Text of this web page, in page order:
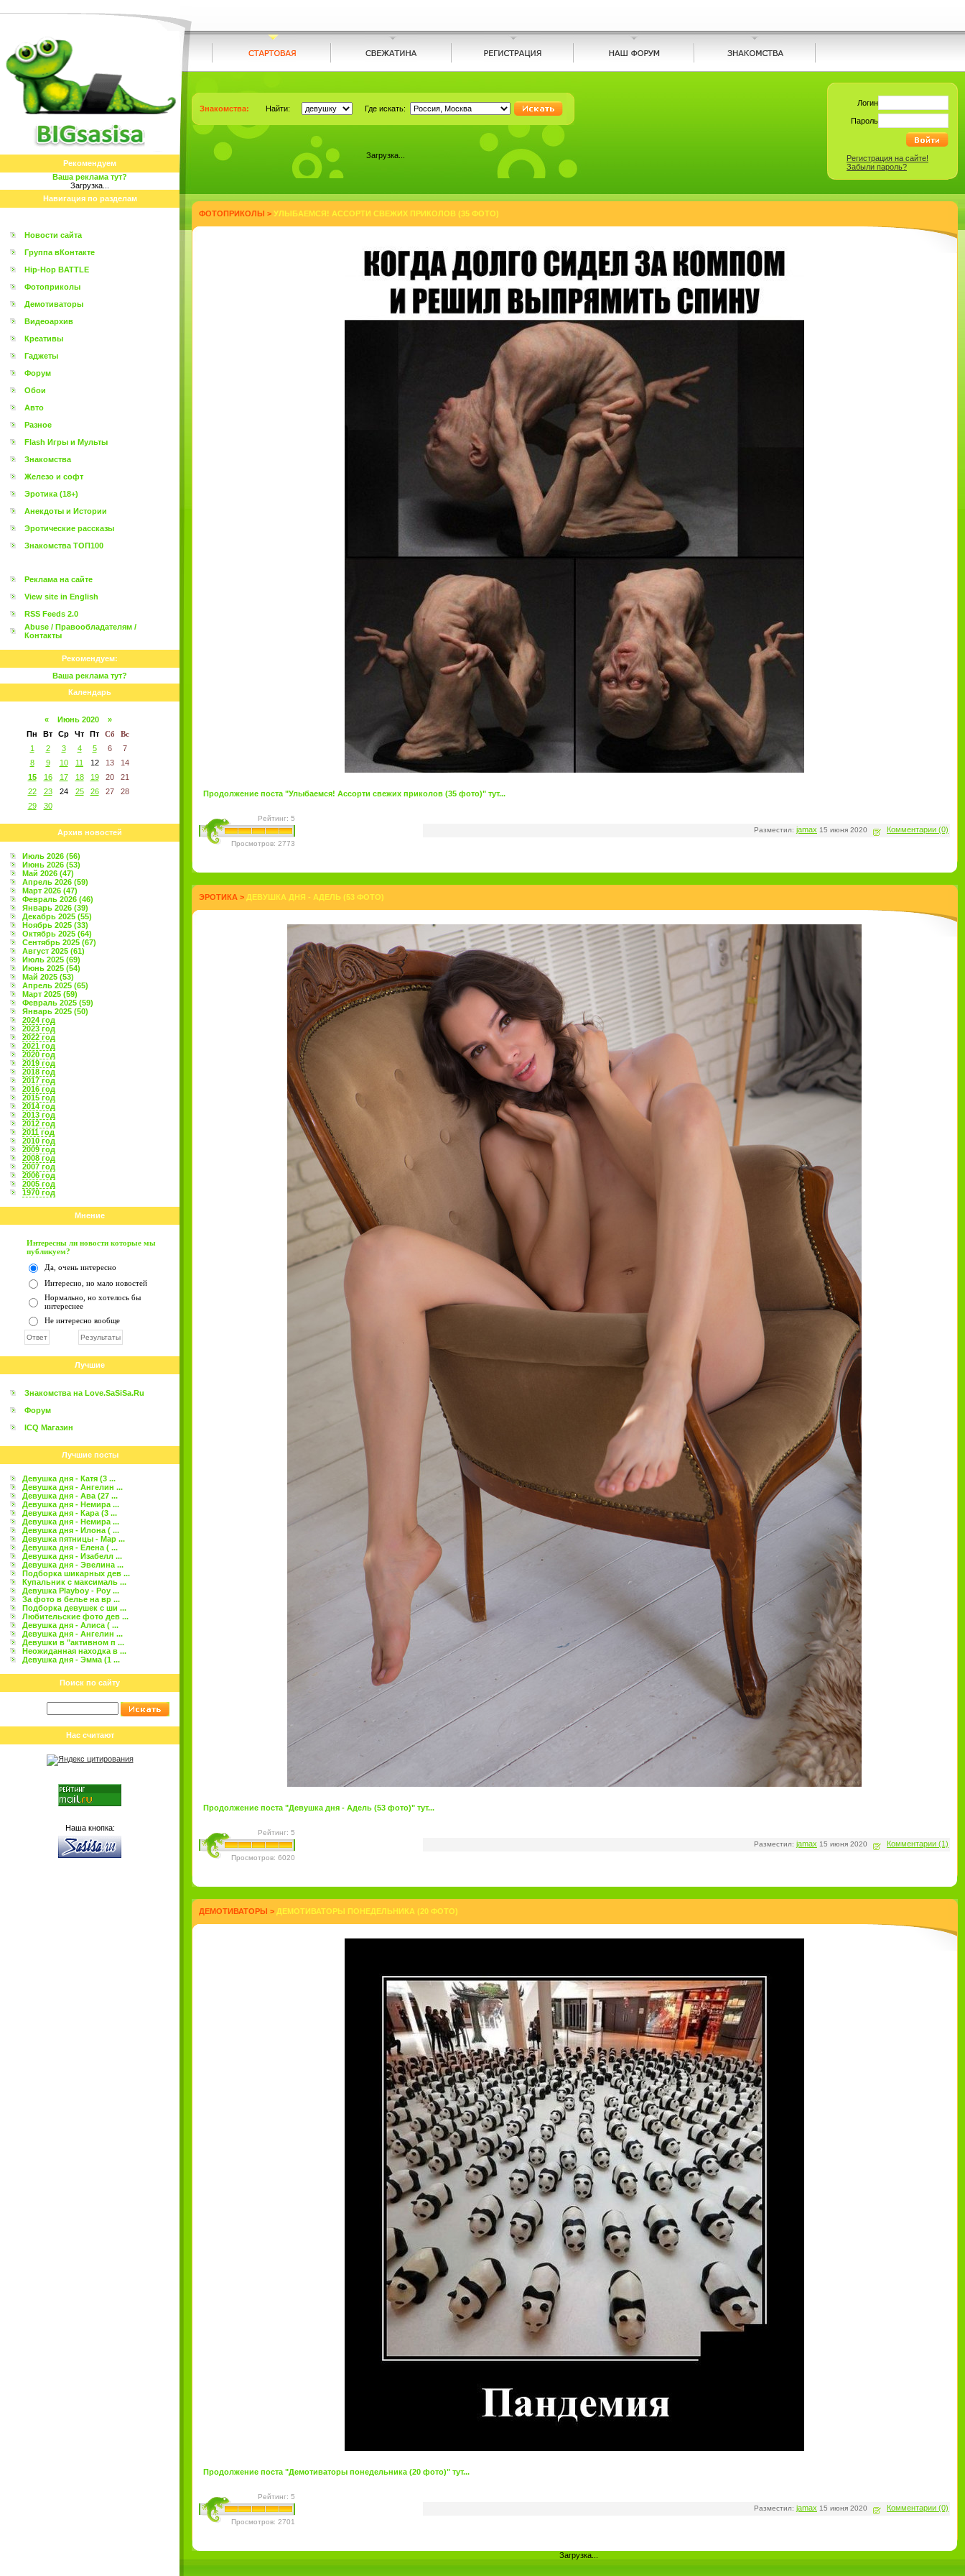
Рекомендуем
Ваша реклама тут?
Загрузка...
Навигация по разделам
Новости сайта
Группа вКонтакте
Hip-Hop BATTLE
Фотоприколы
Демотиваторы
Видеоархив
Креативы
Гаджеты
Форум
Обои
Авто
Разное
Flash Игры и Мульты
Знакомства
Железо и софт
Эротика (18+)
Анекдоты и Истории
Эротические рассказы
Знакомства ТОП100
Реклама на сайте
View site in English
RSS Feeds 2.0
Abuse / Правообладателям /
Контакты
Рекомендуем:
Ваша реклама тут?
Календарь
« Июнь 2020
»
Пн
Вт Ср Чт Пт Сб
Вс
1
2 3 4 5 6
7
8
9 10 11 12 13
14
15
16 17 18 19 20
21
22
23 24 25 26 27
28
29
30
Архив новостей
Июль 2026 (56)
Июнь 2026 (53)
Май 2026 (47)
Апрель 2026 (59)
Март 2026 (47)
Февраль 2026 (46)
Январь 2026 (39)
Декабрь 2025 (55)
Ноябрь 2025 (33)
Октябрь 2025 (64)
Сентябрь 2025 (67)
Август 2025 (61)
Июль 2025 (69)
Июнь 2025 (54)
Май 2025 (53)
Апрель 2025 (65)
Март 2025 (59)
Февраль 2025 (59)
Январь 2025 (50)
2024 год
2023 год
2022 год
2021 год
2020 год
2019 год
2018 год
2017 год
2016 год
2015 год
2014 год
2013 год
2012 год
2011 год
2010 год
2009 год
2008 год
2007 год
2006 год
2005 год
1970 год
Мнение
Интересны ли новости которые мы
публикуем?
Да, очень интересно
Интересно, но мало новостей
Нормально, но хотелось бы
интереснее
Не интересно вообще
Лучшие
Знакомства на Love.SaSiSa.Ru
Форум
ICQ Магазин
Лучшие посты
Девушка дня - Катя (3 ...
Девушка дня - Ангелин ...
Девушка дня - Ава (27 ...
Девушка дня - Немира ...
Девушка дня - Кара (3 ...
Девушка дня - Немира ...
Девушка дня - Илона ( ...
Девушка пятницы - Мар ...
Девушка дня - Елена ( ...
Девушка дня - Изабелл ...
Девушка дня - Эвелина ...
Подборка шикарных дев ...
Купальник с максималь ...
Девушка Playboy - Роу ...
За фото в белье на вр ...
Подборка девушек с ши ...
Любительские фото дев ...
Девушка дня - Алиса ( ...
Девушка дня - Ангелин ...
Девушки в "активном п ...
Неожиданная находка в ...
Девушка дня - Эмма (1 ...
Поиск по сайту
Нас считают
Наша кнопка:
Знакомства: Найти: Где искать:
Логин
Пароль
Регистрация на сайте!
Забыли пароль?
Загрузка...
ФОТОПРИКОЛЫ > УЛЫБАЕМСЯ! АССОРТИ СВЕЖИХ ПРИКОЛОВ (35 ФОТО)
Продолжение поста "Улыбаемся! Ассорти свежих приколов (35 фото)" тут...
Рейтинг: 5
Просмотров: 2773
Разместил: jamax 15 июня 2020 Комментарии (0)
ЭРОТИКА > ДЕВУШКА ДНЯ - АДЕЛЬ (53 ФОТО)
Продолжение поста "Девушка дня - Адель (53 фото)" тут...
Рейтинг: 5
Просмотров: 6020
Разместил: jamax 15 июня 2020 Комментарии (1)
ДЕМОТИВАТОРЫ > ДЕМОТИВАТОРЫ ПОНЕДЕЛЬНИКА (20 ФОТО)
Продолжение поста "Демотиваторы понедельника (20 фото)" тут...
Рейтинг: 5
Просмотров: 2701
Разместил: jamax 15 июня 2020 Комментарии (0)
Загрузка...